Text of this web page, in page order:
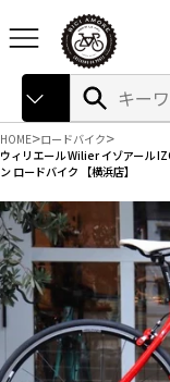
文
へ
ッ
プ
サイトナビゲ
Search
検
HOME ロードバイク
ウィリエール Wilier イゾアール
ン ロードバイク 【横浜店】